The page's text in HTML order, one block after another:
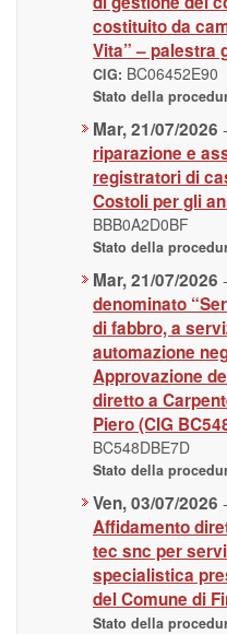
costituito da
Vita” – palestra
CIG: BC06452E90
Stato della
Mar, 21/07/2026 -
riparazione e
registratori di
Costoli per gli
BBB0A2D0BF
Stato della
Mar, 21/07/2026 -
denominato
di fabbro, a
automazione
Approvazione
diretto a
Piero (CIG
BC548DBE7D
Stato della
Ven, 03/07/2026 -
Affidamento
tec snc per
specialistica
del Comune di
Stato della